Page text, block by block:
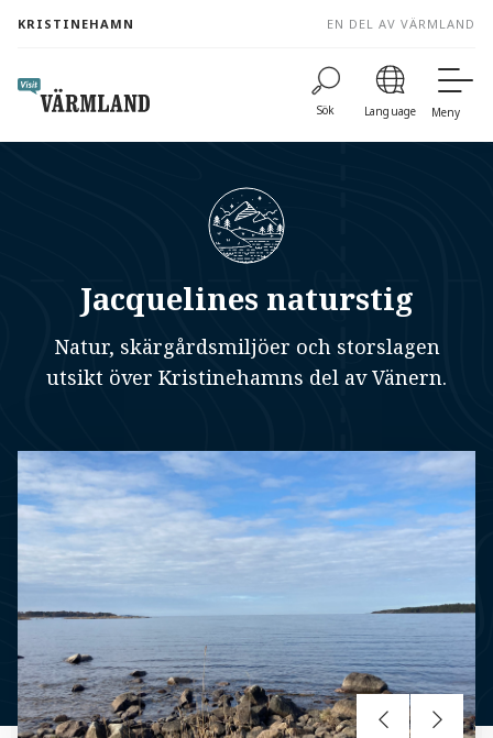
content
KRISTINEHAMN EN DEL AV VÄRMLAND
Sök Language Meny
Jacquelines naturstig
Natur, skärgårdsmiljöer och storslagen
utsikt över Kristinehamns del av Vänern.